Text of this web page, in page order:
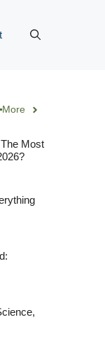
More
Most